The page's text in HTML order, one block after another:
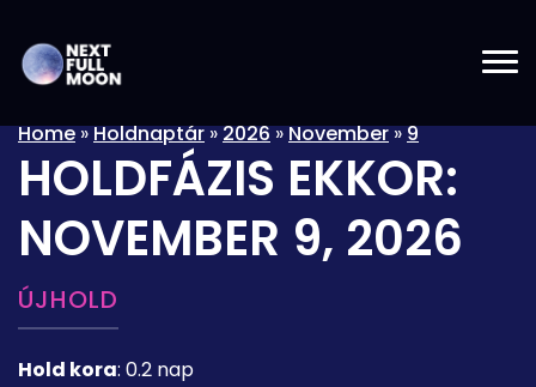
Home»Holdnaptár»2026»November»9
HOLDFÁZIS EKKOR:
NOVEMBER 9, 2026
ÚJHOLD
Hold kora: 0.2 nap